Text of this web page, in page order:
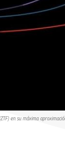
en su máxima